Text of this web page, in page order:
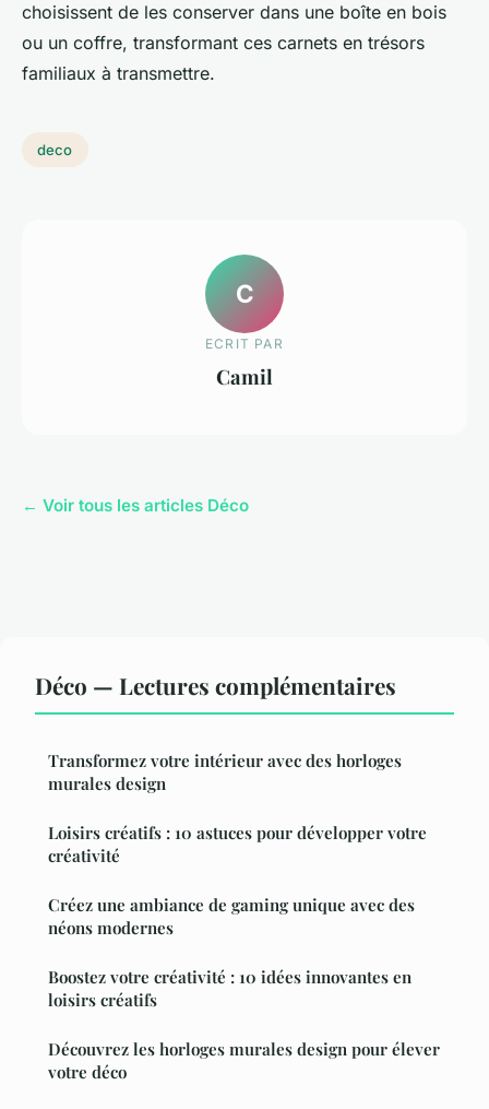
choisissent de les conserver dans une boîte en bois
ou un coffre, transformant ces carnets en trésors
familiaux à transmettre.
deco
C
ECRIT PAR
Camil
← Voir tous les articles Déco
Déco — Lectures complémentaires
Transformez votre intérieur avec des horloges
murales design
Loisirs créatifs : 10 astuces pour développer votre
créativité
Créez une ambiance de gaming unique avec des
néons modernes
Boostez votre créativité : 10 idées innovantes en
loisirs créatifs
Découvrez les horloges murales design pour élever
votre déco